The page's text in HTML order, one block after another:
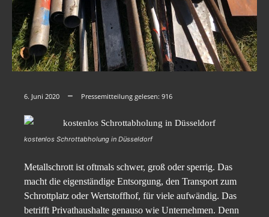
6. Juni 2020 Pressemitteilung gelesen: 916
kostenlos Schrottabholung in Düsseldorf
Metallschrott ist oftmals schwer, groß oder sperrig. Das
macht die eigenständige Entsorgung, den Transport zum
Schrottplatz oder Wertstoffhof, für viele aufwändig. Das
betrifft Privathaushalte genauso wie Unternehmen. Denn